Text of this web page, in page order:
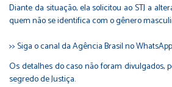
Diante da situação, ela solicitou ao STJ a
quem não se identifica com o gênero
>> Siga o canal da Agência Brasil no WhatsApp
Os detalhes do caso não foram divulgados,
segredo de Justiça.